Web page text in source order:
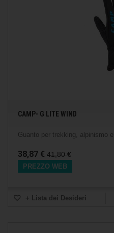
CAMP- G LITE WIND
Guanto per trekking, alpinismo
38,87 € 41,80 €
PREZZO WEB
+ Lista dei Desideri